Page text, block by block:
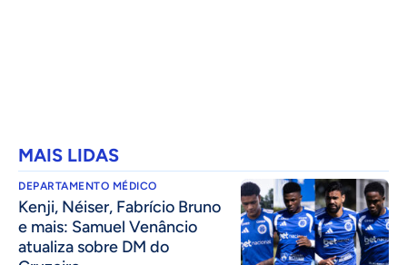
MAIS LIDAS
DEPARTAMENTO MÉDICO
Kenji, Néiser, Fabrício Bruno
e mais: Samuel Venâncio
atualiza sobre DM do